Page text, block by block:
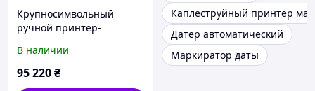
Крупносимвольный
ручной принтер-
(100 мм)
В наличии
95 220₴
Каплеструйный принтер
Датер автоматический
Маркиратор даты